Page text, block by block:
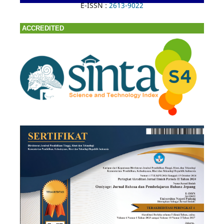
E-ISSN :2613-9022
ACCREDITED